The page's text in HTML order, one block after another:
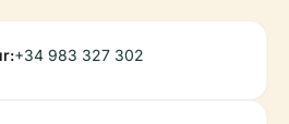
+34 983 327 302